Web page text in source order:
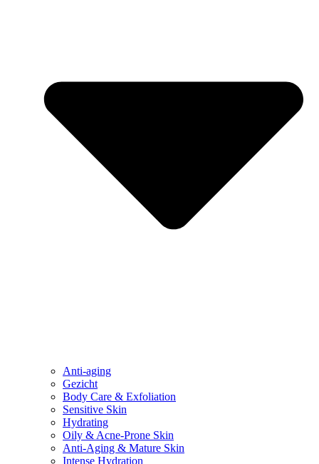
Anti-aging
Gezicht
Body Care & Exfoliation
Sensitive Skin
Hydrating
Oily & Acne-Prone Skin
Anti-Aging & Mature Skin
Intense Hydration